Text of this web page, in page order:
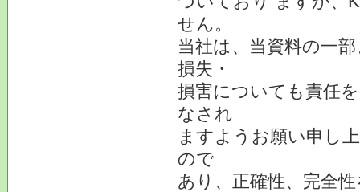
せん。
当社は、当資料の一
損失・
損害についても責任
なされ
ますようお願い申し
ので
あり、正確性、完全